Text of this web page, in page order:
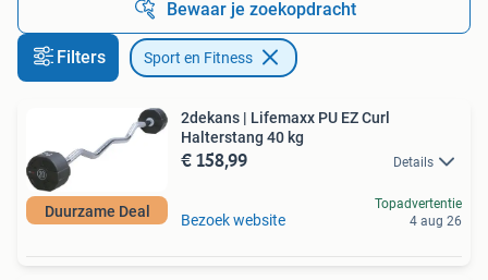
Bewaar je zoekopdracht
Filters Sport en Fitness
Duurzame Deal
2dekans | Lifemaxx PU EZ Curl
Halterstang 40 kg
€ 158,99 Details
Bezoek website
Topadvertentie
4 aug 26